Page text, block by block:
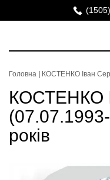
(1505)
Головна КОСТЕНКО Іван
КОСТЕНКО
років